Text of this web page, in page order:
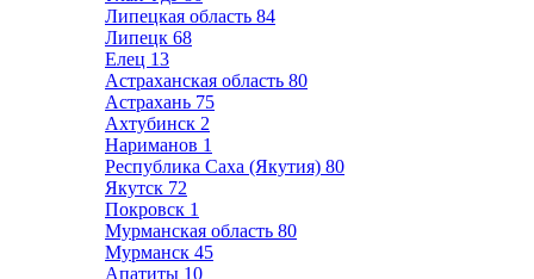
Липецкая область 84
Липецк 68
Елец 13
Астраханская область 80
Астрахань 75
Ахтубинск 2
Нариманов 1
Республика Саха (Якутия) 80
Якутск 72
Покровск 1
Мурманская область 80
Мурманск 45
Апатиты 10